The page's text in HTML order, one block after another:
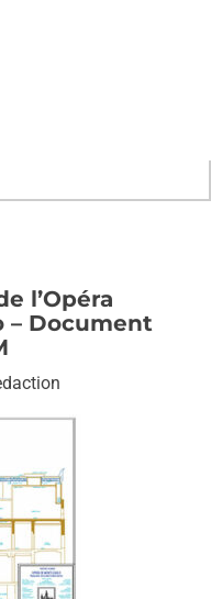
l’Opéra
– Document